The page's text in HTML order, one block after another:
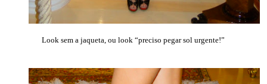
Look sem a jaqueta, ou look “preciso pegar sol urgente!”